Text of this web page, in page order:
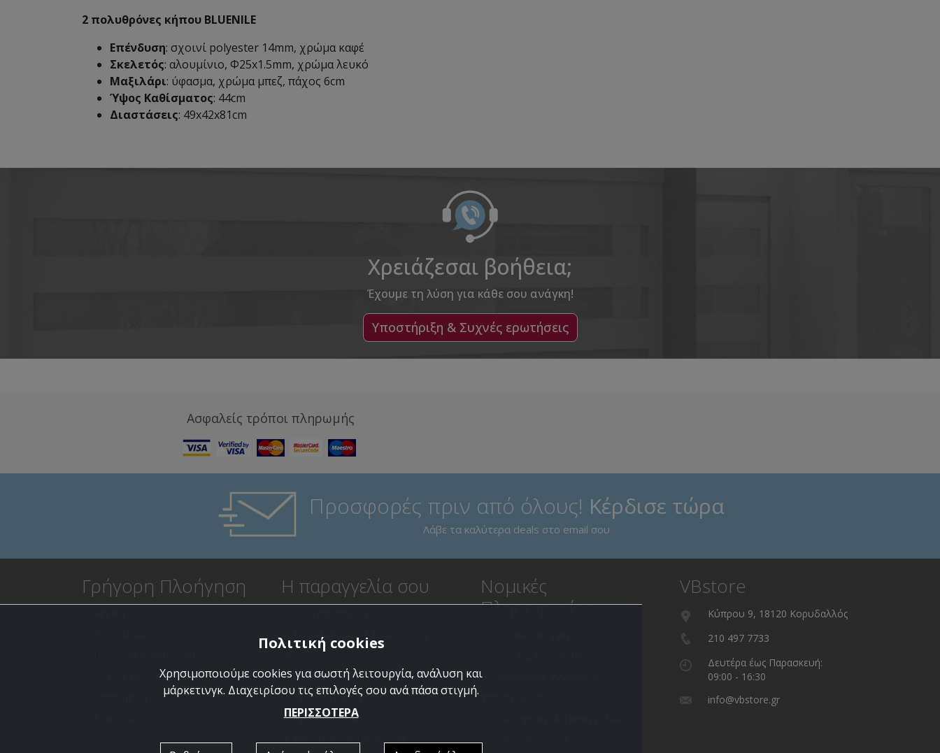
2 πολυθρόνες κήπου BLUENILE
Επένδυση: σχοινί polyester 14mm, χρώμα καφέ
Σκελετός: αλουμίνιο, Φ25x1.5mm, χρώμα λευκό
Μαξιλάρι: ύφασμα, χρώμα μπεζ, πάχος 6cm
Ύψος Καθίσματος: 44cm
Διαστάσεις: 49x42x81cm
Χρειάζεσαι βοήθεια;
Έχουμε τη λύση για κάθε σου ανάγκη!
Υποστήριξη & Συχνές ερωτήσεις
Ασφαλείς τρόποι πληρωμής
Προσφορές πριν από όλους! Κέρδισε τώρα
Λάβε τα καλύτερα deals στο email σου
Γρήγορη Πλοήγηση
Συχνές Ερωτήσεις (FAQ)
Η παραγγελία σου
Το καλάθι μου | Επισκόπηση
Αγαπημένα
Τρόποι Παραγγελίας
Τρόποι πληρωμής
Νομικές
Πληροφορίες
VBstore
Κύπρου 9, 18120 Κορυδαλλός
210 497 7733
Δευτέρα έως Παρασκευή:
09:00 - 16:30
info@vbstore.gr
Πολιτική cookies
Χρησιμοποιούμε cookies για σωστή λειτουργία, ανάλυση και
μάρκετινγκ. Διαχειρίσου τις επιλογές σου ανά πάσα στιγμή.
ΠΕΡΙΣΣΟΤΕΡΑ